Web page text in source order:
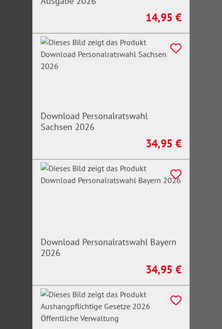
Regulärer Preis:
14,95 €
Download Personalratswahl
Sachsen 2026
Regulärer Preis:
34,95 €
Download Personalratswahl Bayern
2026
Regulärer Preis:
34,95 €